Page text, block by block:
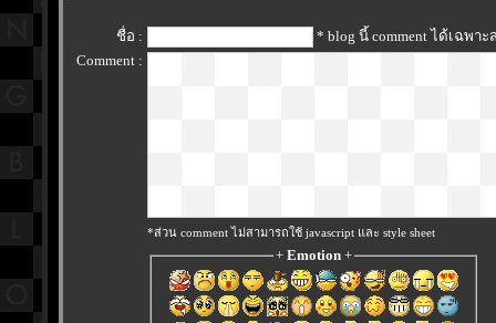
ชื่อ :
* blog นี้ comment ได้เฉพา
Comment :
*ส่วน comment ไม่สามารถใช้ javascript และ style sheet
+ Emotion+